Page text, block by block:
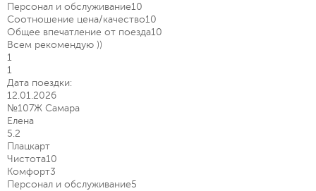
Персонал и обслуживание10
Соотношение цена/качество10
Общее впечатление от поезда10
Всем рекомендую ))
1
1
Дата поездки:
12.01.2026
№107Ж Самара
Елена
5.2
Плацкарт
Чистота10
Комфорт3
Персонал и обслуживание5